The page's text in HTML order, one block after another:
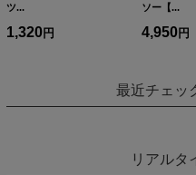
ツ...
1,320
ソー【...
4,950
最近チェッ
リアルタ